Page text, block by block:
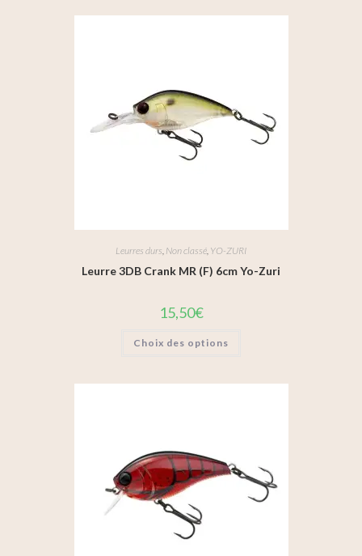
Leurres durs, Non classé, YO-ZURI
Leurre 3DB Crank MR (F) 6cm Yo-Zuri
15,50€
Choix des options